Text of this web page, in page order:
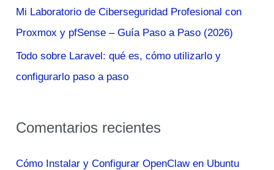
Mi Laboratorio de Ciberseguridad Profesional con
Proxmox y pfSense – Guía Paso a Paso (2026)
Todo sobre Laravel: qué es, cómo utilizarlo y
configurarlo paso a paso
Comentarios recientes
Cómo Instalar y Configurar OpenClaw en Ubuntu